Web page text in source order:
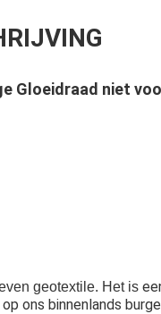
Gloeidraad niet
geotextile. Het is
ons binnenlands